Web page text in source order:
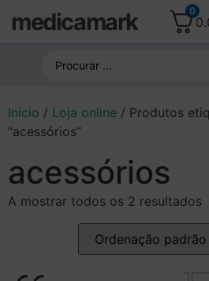
medicamark 0
Início / Loja online / Produtos
“acessórios”
acessórios
A mostrar todos os 2 resultados